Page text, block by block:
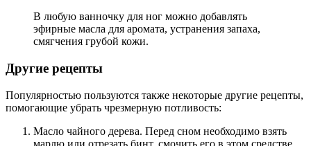
В любую ванночку для ног можно добавлять
эфирные масла для аромата, устранения запаха,
смягчения грубой кожи.
Другие рецепты
Популярностью пользуются также некоторые другие рецепты,
помогающие убрать чрезмерную потливость:
Масло чайного дерева. Перед сном необходимо взять
марлю или отрезать бинт, смочить его в этом средстве,